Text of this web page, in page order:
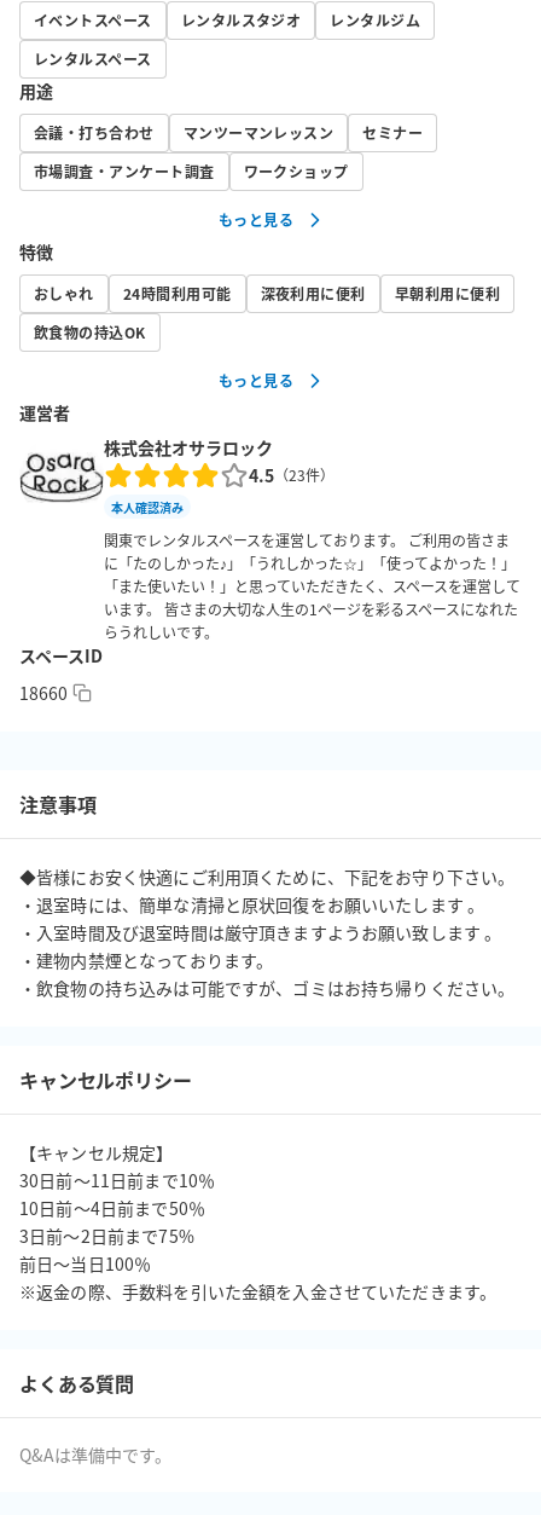
・音楽プレーヤー完備（CD・Bluetooth・イヤホンジャック対
応）
・Wi-Fi完備（SoftBank Air、ID・PASSはスタジオ内に掲示してお
ります）
・三脚あり（スマホ・カメラ利用可）
・通りの向かいにコンビニ（セブンイレブン）、周辺に飲食店も
多数ございます。
■入室・退室方法
予約メールにてご案内させていただきます。
イベントスペース レンタルスタジオ
レンタルジム
レンタルスペース
用途
会議・打ち合わせ マンツーマンレッスン
セミナー
市場調査・アンケート調査
ワークショップ
もっと見る
特徴
おしゃれ 24時間利用可能 深夜利用に便利
早朝利用に便利
飲食物の持込OK
もっと見る
運営者
株式会社オサラロック
4.5 （23件）
本人確認済み
関東でレンタルスペースを運営しております。 ご利用の皆さま
に「たのしかった♪」「うれしかった☆」「使ってよかった！」
「また使いたい！」と思っていただきたく、スペースを運営して
います。 皆さまの大切な人生の1ページを彩るスペースになれた
らうれしいです。
スペースID
18660
注意事項
◆皆様にお安く快適にご利用頂くために、下記をお守り下さい。
・退室時には、簡単な清掃と原状回復をお願いいたします 。
・入室時間及び退室時間は厳守頂きますようお願い致します 。
・建物内禁煙となっております。
・飲食物の持ち込みは可能ですが、ゴミはお持ち帰りください。
キャンセルポリシー
【キャンセル規定】
30日前〜11日前まで10％
10日前〜4日前まで50％
3日前〜2日前まで75%
前日〜当日100％
※返金の際、手数料を引いた金額を入金させていただきます。
よくある質問
Q&Aは準備中です。